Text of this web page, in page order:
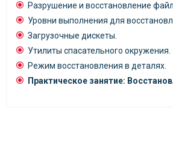
Разрушение и восстановление
Уровни выполнения для
Загрузочные дискеты.
Утилиты спасательного окружения.
Режим восстановления в деталях.
Практическое занятие: